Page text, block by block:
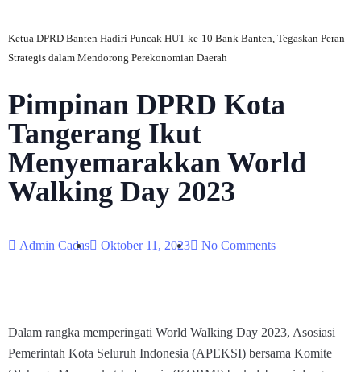
Ketua DPRD Banten Hadiri Puncak HUT ke-10 Bank Banten, Tegaskan Peran
Strategis dalam Mendorong Perekonomian Daerah
Pimpinan DPRD Kota
Tangerang Ikut
Menyemarakkan World
Walking Day 2023
Admin Cadas Oktober 11, 2023 No Comments
Dalam rangka memperingati World Walking Day 2023, Asosiasi
Pemerintah Kota Seluruh Indonesia (APEKSI) bersama Komite